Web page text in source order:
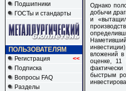
Подшипники
ГОСТы и стандарты
ПОЛЬЗОВАТЕЛЯМ
Регистрация <<
Подписка
Вопросы FAQ
Разделы
Однако
добычи
и
вложений в
оценке, 11
быстрым